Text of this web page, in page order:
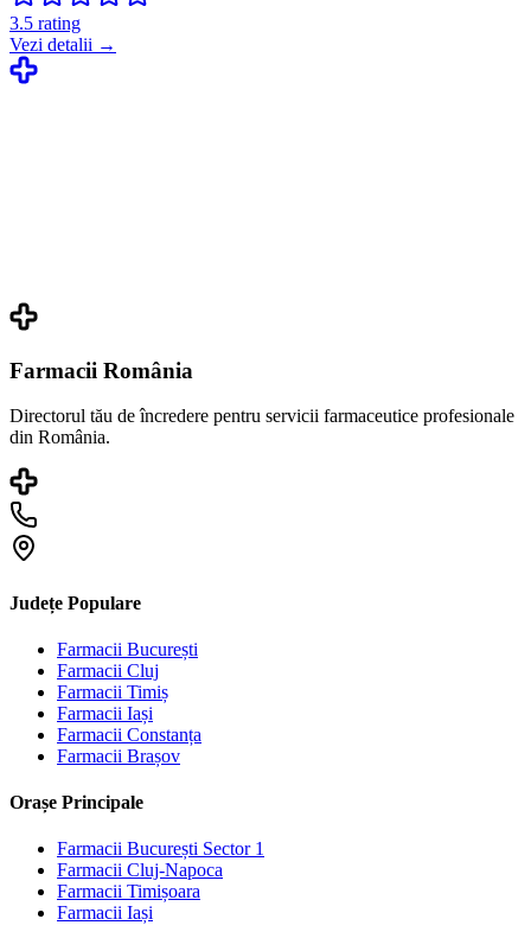
3.5 rating
Vezi detalii →
Farmacii România
Directorul tău de încredere pentru servicii farmaceutice profesionale
din România.
Județe Populare
Farmacii București
Farmacii Cluj
Farmacii Timiș
Farmacii Iași
Farmacii Constanța
Farmacii Brașov
Orașe Principale
Farmacii București Sector 1
Farmacii Cluj-Napoca
Farmacii Timișoara
Farmacii Iași